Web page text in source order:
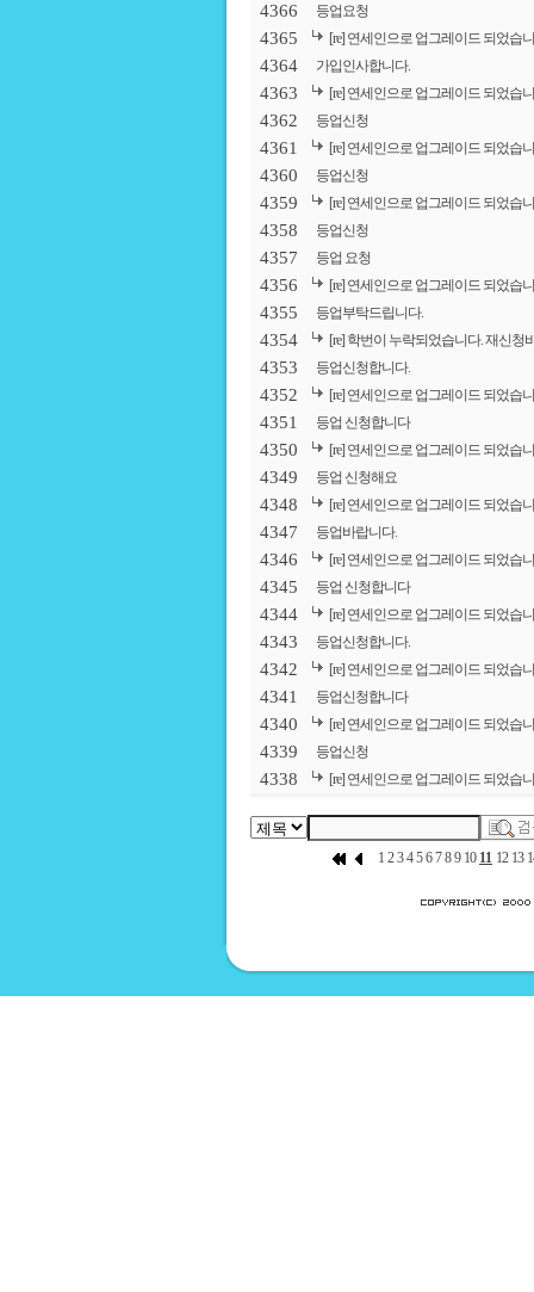
4366 등업요청
4365 [re] 연세인으로 업그레이드 되었습
4364 가입인사합니다.
4363 [re] 연세인으로 업그레이드 되었습
4362 등업신청
4361 [re] 연세인으로 업그레이드 되었습
4360 등업신청
4359 [re] 연세인으로 업그레이드 되었습
4358 등업신청
4357 등업 요청
4356 [re] 연세인으로 업그레이드 되었습
4355 등업부탁드립니다.
4354 [re] 학번이 누락되었습니다. 재신청
4353 등업신청합니다.
4352 [re] 연세인으로 업그레이드 되었습
4351 등업 신청합니다
4350 [re] 연세인으로 업그레이드 되었습
4349 등업 신청해요
4348 [re] 연세인으로 업그레이드 되었습
4347 등업바랍니다.
4346 [re] 연세인으로 업그레이드 되었습
4345 등업 신청합니다
4344 [re] 연세인으로 업그레이드 되었습
4343 등업신청합니다.
4342 [re] 연세인으로 업그레이드 되었습
4341 등업신청합니다
4340 [re] 연세인으로 업그레이드 되었습
4339 등업신청
4338 [re] 연세인으로 업그레이드 되었습
1 2 3 4 5 6 7 8 9 10 11 12 13